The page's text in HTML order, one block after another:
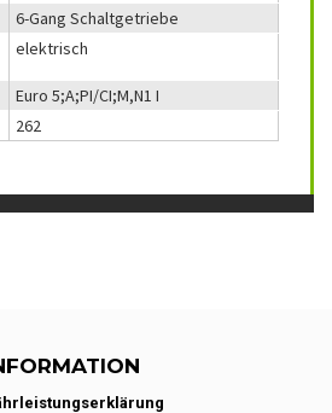
6-Gang Schaltgetriebe
elektrisch
Euro 5;A;PI/CI;M,N1 I
262